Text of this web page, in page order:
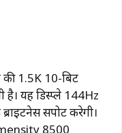
1.5K 10-बिट
है। यह डिस्प्ले 144Hz
सपोर्ट करेगी।
8500